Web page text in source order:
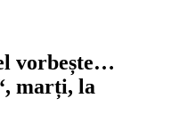
vorbește…
marți, la